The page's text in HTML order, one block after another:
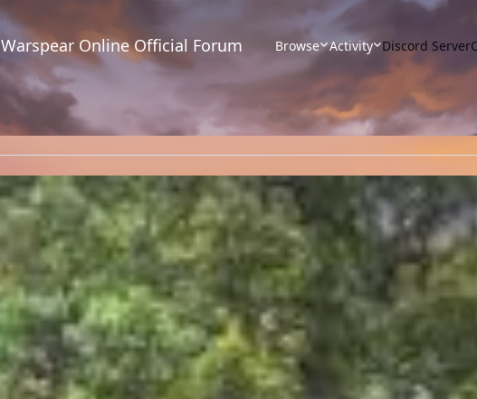
Warspear Online Official Forum Browse Activity Discord Server